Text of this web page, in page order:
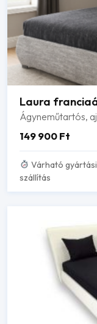
Laura
Ágyneműtartós,
149 900 Ft
Várható gyártási
szállítás